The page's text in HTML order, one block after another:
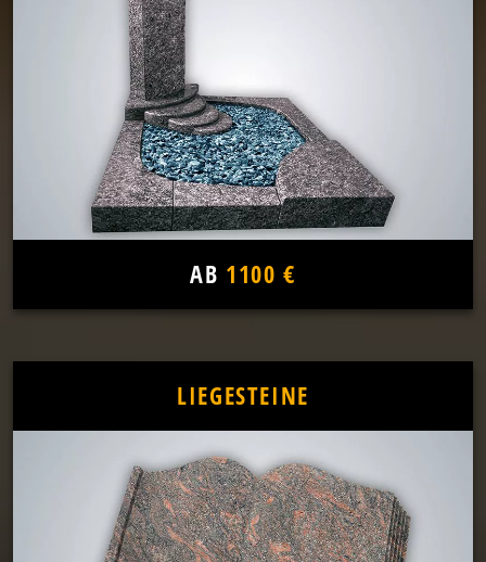
AB 1100 €
LIEGESTEINE